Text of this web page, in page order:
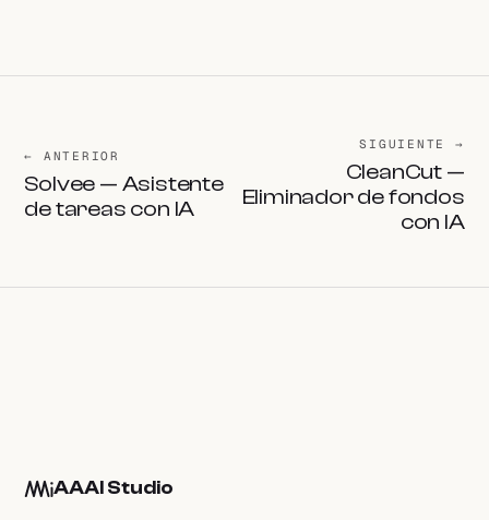
← ANTERIOR
Solvee — Asistente
de tareas con IA
SIGUIENTE →
CleanCut —
Eliminador de fondos
con IA
AAAI Studio